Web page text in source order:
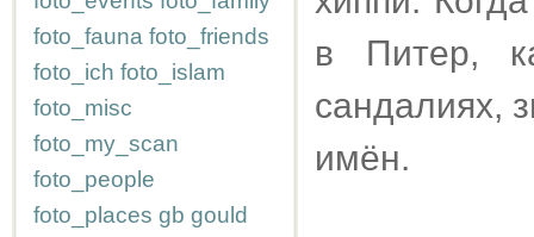
foto_fauna foto_friends
foto_ich foto_islam
foto_misc
foto_my_scan
foto_people
foto_places gb gould
в Питер,
сандалиях,
имён.